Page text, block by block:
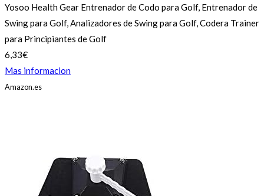
Yosoo Health Gear Entrenador de Codo para Golf, Entrenador de
Swing para Golf, Analizadores de Swing para Golf, Codera Trainer
para Principiantes de Golf
6,33€
Mas informacion
Amazon.es